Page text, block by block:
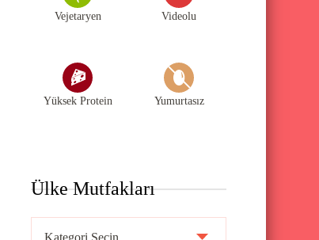
Vejetaryen Videolu
Yüksek Protein Yumurtasız
Ülke Mutfakları